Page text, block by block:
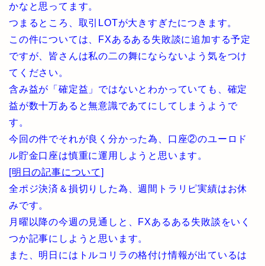
かなと思ってます。
つまるところ、取引LOTが大きすぎたにつきます。
この件については、FXあるある失敗談に追加する予定
ですが、皆さんは私の二の舞にならないよう気をつけ
てください。
含み益が「確定益」ではないとわかっていても、確定
益が数十万あると無意識であてにしてしまうようで
す。
今回の件でそれが良く分かった為、口座②のユーロド
ル貯金口座は慎重に運用しようと思います。
[明日の記事について]
全ポジ決済＆損切りした為、週間トラリピ実績はお休
みです。
月曜以降の今週の見通しと、FXあるある失敗談をいく
つか記事にしようと思います。
また、明日にはトルコリラの格付け情報が出ているは